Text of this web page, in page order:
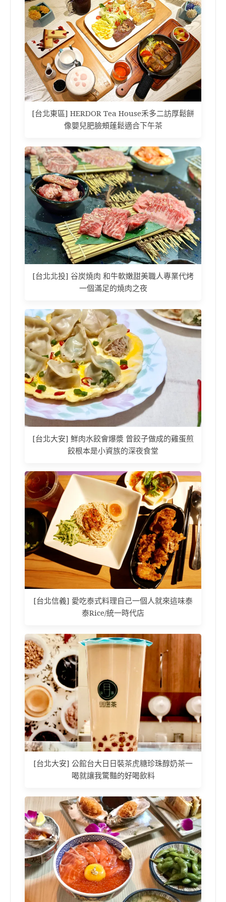
[台北東區] HERDOR Tea House禾多二訪厚鬆餅
像嬰兒肥臉頰蓬鬆適合下午茶
[台北北投] 谷炭燒肉 和牛軟嫩甜美職人專業代烤
一個滿足的燒肉之夜
[台北大安] 鮮肉水餃會爆漿 曾餃子做成的雞蛋煎
餃根本是小資族的深夜食堂
[台北信義] 愛吃泰式料理自己一個人就來這味泰
泰Rice/統一時代店
[台北大安] 公館台大日日裝茶虎糖珍珠醇奶茶一
喝就讓我驚豔的好喝飲料